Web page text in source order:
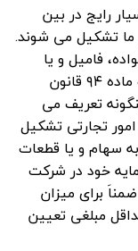
رایج در بین
تشکیل می شوند.
فامیل و یا
دوستان تشکیل می شود. بر اساس تعریف ماده ۹۴ قانون
تعریف می
تجارتی تشکیل
سهام و یا قطعات
خود در شرکت
برای میزان
مبلغی تعیین